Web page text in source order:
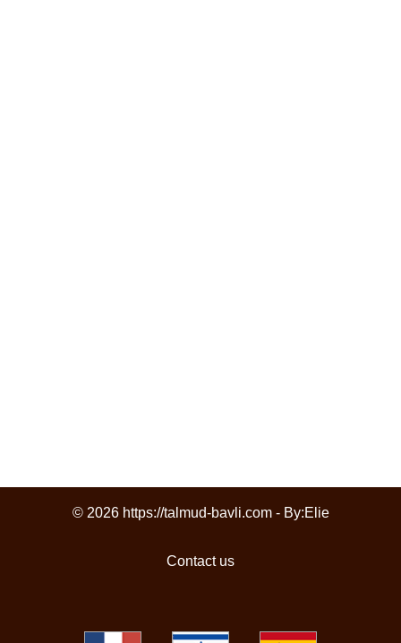
© 2026 https://talmud-bavli.com - By:Elie
Contact us